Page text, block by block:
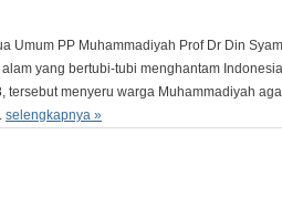
Umum PP Muhammadiyah Prof Dr Din
yang bertubi-tubi menghantam
tersebut menyeru warga Muhammadiyah
selengkapnya »